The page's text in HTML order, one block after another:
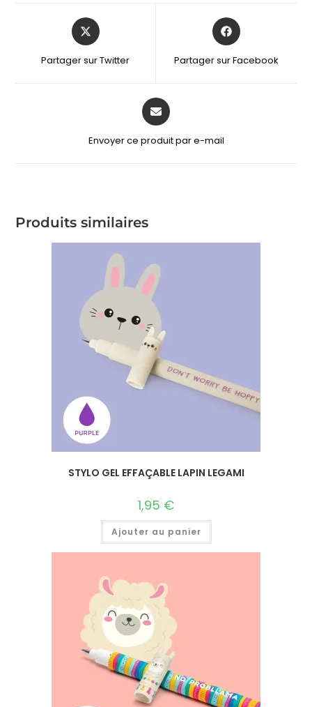
Partager sur Twitter Partager sur Facebook
Envoyer ce produit par e-mail
Produits similaires
STYLO GEL EFFAÇABLE LAPIN LEGAMI
1,95 €
Ajouter au panier